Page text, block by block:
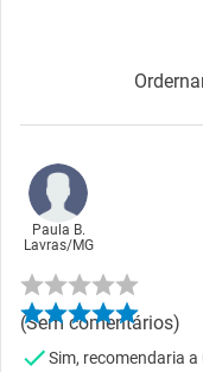
Paula B.
Lavras/MG
(Sem comentários)
Sim, recomendaria